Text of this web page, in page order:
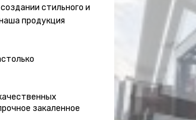
стильного и
продукция
закаленное